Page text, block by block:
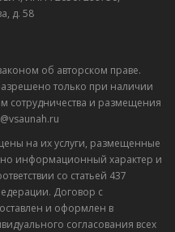
д. 58
об авторском праве.
только при наличии
сотрудничества и размещения
на их услуги, размещенные
информационный характер и
со статьей 437
Договор с
и оформлен в
согласования всех